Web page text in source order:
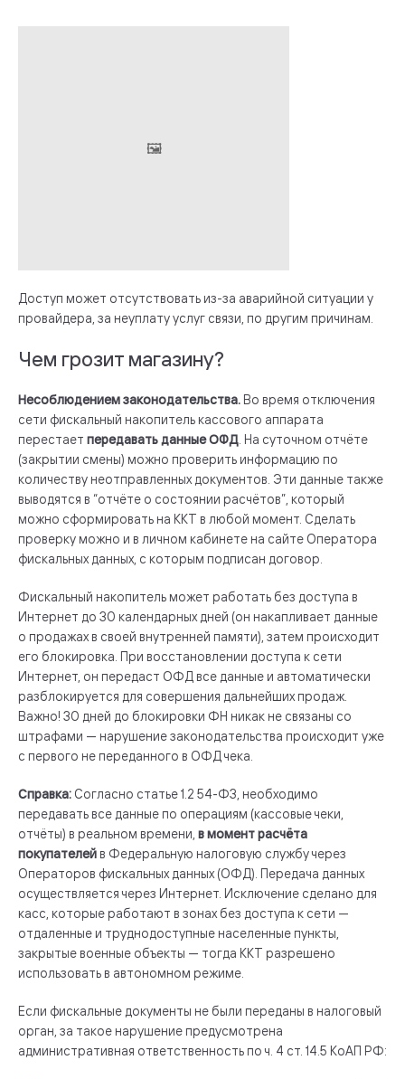
Доступ может отсутствовать из-за аварийной ситуации у
провайдера, за неуплату услуг связи, по другим причинам.
Чем грозит магазину?
Несоблюдением законодательства. Во время отключения
сети фискальный накопитель кассового аппарата
перестает передавать данные ОФД . На суточном отчёте
(закрытии смены) можно проверить информацию по
количеству неотправленных документов. Эти данные также
выводятся в “отчёте о состоянии расчётов”, который
можно сформировать на ККТ в любой момент. Сделать
проверку можно и в личном кабинете на сайте Оператора
фискальных данных, с которым подписан договор.
Фискальный накопитель может работать без доступа в
Интернет до 30 календарных дней (он накапливает данные
о продажах в своей внутренней памяти), затем происходит
его блокировка. При восстановлении доступа к сети
Интернет, он передаст ОФД все данные и автоматически
разблокируется для совершения дальнейших продаж.
Важно! 30 дней до блокировки ФН никак не связаны со
штрафами — нарушение законодательства происходит уже
с первого не переданного в ОФД чека.
Справка: Согласно статье 1.2 54-ФЗ, необходимо
передавать все данные по операциям (кассовые чеки,
отчёты) в реальном времени, в момент расчёта
покупателей в Федеральную налоговую службу через
Операторов фискальных данных (ОФД). Передача данных
осуществляется через Интернет. Исключение сделано для
касс, которые работают в зонах без доступа к сети —
отдаленные и труднодоступные населенные пункты,
закрытые военные объекты — тогда ККТ разрешено
использовать в автономном режиме.
Если фискальные документы не были переданы в налоговый
орган, за такое нарушение предусмотрена
административная ответственность по ч. 4 ст. 14.5 КоАП РФ: